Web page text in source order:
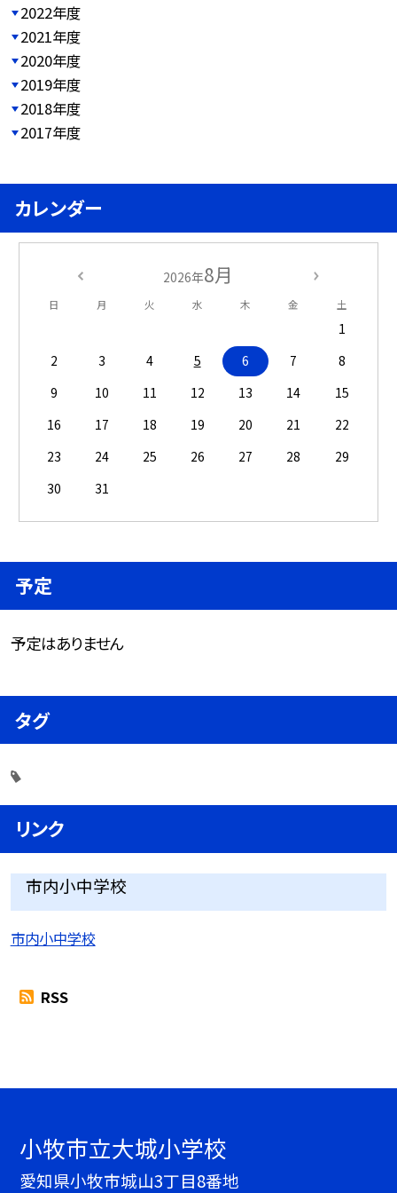
2022年度
2021年度
2020年度
2019年度
2018年度
2017年度
カレンダー
2026年8月
日 月 火 水 木 金 土
1
2
3 4 5 6 7
8
9
10 11 12 13 14
15
16
17 18 19 20 21
22
23
24 25 26 27 28
29
30
31
予定
予定はありません
タグ
リンク
市内小中学校
市内小中学校
RSS
小牧市立大城小学校
愛知県小牧市城山3丁目8番地